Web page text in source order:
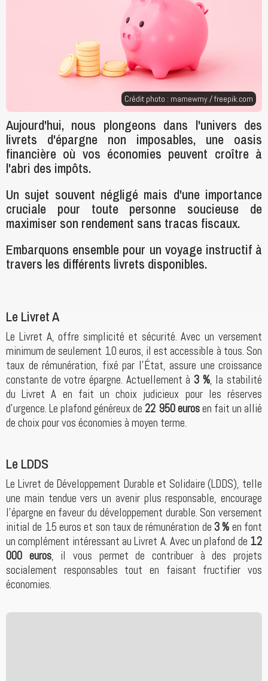
Crédit photo : mamewmy /freepik.com
Aujourd'hui, nous plongeons dans l'univers des
livrets d'épargne non imposables, une oasis
financière où vos économies peuvent croître à
l'abri des impôts.
Un sujet souvent négligé mais d'une importance
cruciale pour toute personne soucieuse de
maximiser son rendement sans tracas fiscaux.
Embarquons ensemble pour un voyage instructif à
travers les différents livrets disponibles.
Le Livret A
Le Livret A, offre simplicité et sécurité. Avec un versement
minimum de seulement 10 euros, il est accessible à tous. Son
taux de rémunération, fixé par l'État, assure une croissance
constante de votre épargne. Actuellement à 3 %, la stabilité
du Livret A en fait un choix judicieux pour les réserves
d'urgence. Le plafond généreux de 22 950 eurosen fait un allié
de choix pour vos économies à moyen terme.
Le LDDS
Le Livret de Développement Durable et Solidaire (LDDS), telle
une main tendue vers un avenir plus responsable, encourage
l'épargne en faveur du développement durable. Son versement
initial de 15 euros et son taux de rémunération de3 % en font
un complément intéressant au Livret A. Avec un plafond de 12
000 euros, il vous permet de contribuer à des projets
socialement responsables tout en faisant fructifier vos
économies.